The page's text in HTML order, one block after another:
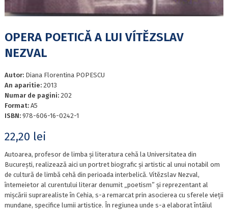
OPERA POETICĂ A LUI VÍTĚZSLAV
NEZVAL
Autor: Diana Florentina POPESCU
An aparitie: 2013
Numar de pagini: 202
Format: A5
ISBN: 978-606-16-0242-1
22,20 lei
Autoarea, profesor de limba și literatura cehă la Universitatea din
București, realizează aici un portret biografic și artistic al unui notabil om
de cultură de limbă cehă din perioada interbelică. Vítězslav Nezval,
întemeietor al curentului literar denumit „poetism” și reprezentant al
mișcării suprarealiste în Cehia, s-a remarcat prin asocierea cu sferele vieții
mundane, specifice lumii artistice. În regiunea unde s-a elaborat întâiul